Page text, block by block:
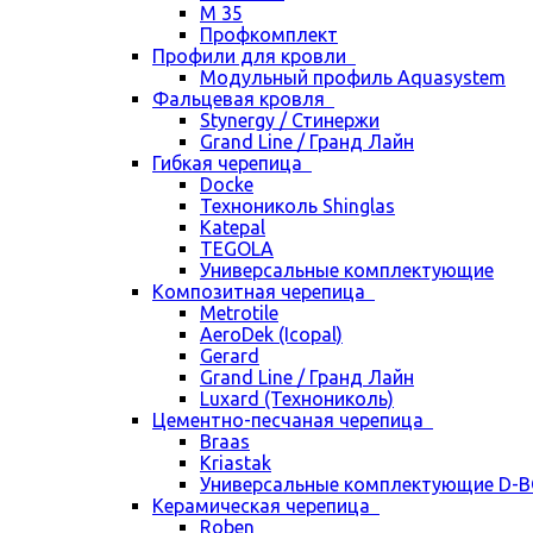
М 35
Профкомплект
Профили для кровли
Модульный профиль Aquasystem
Фальцевая кровля
Stynergy / Стинержи
Grand Line / Гранд Лайн
Гибкая черепица
Docke
Технониколь Shinglas
Katepal
TEGOLA
Универсальные комплектующие
Композитная черепица
Metrotile
AeroDek (Icopal)
Gerard
Grand Line / Гранд Лайн
Luxard (Технониколь)
Цементно-песчаная черепица
Braas
Kriastak
Универсальные комплектующие D-
Керамическая черепица
Roben